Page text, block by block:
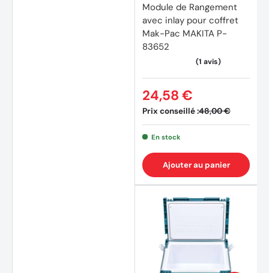
Module de Rangement
avec inlay pour coffret
Mak-Pac MAKITA P-
83652
Prix conseillé :48,00 €
24,58 €
En stock
Ajouter au panier